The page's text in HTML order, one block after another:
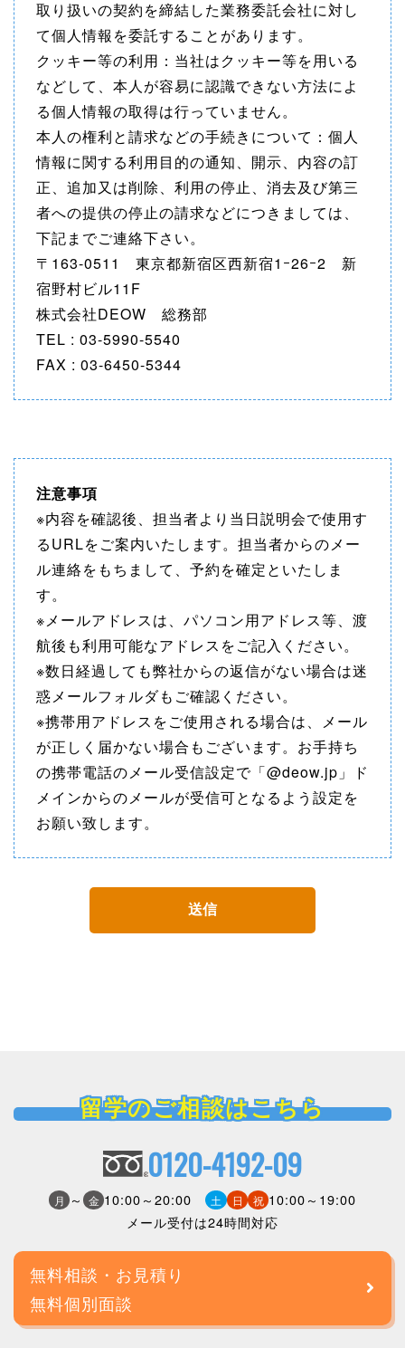
取り扱いの契約を締結した業務委託会社に対し
て個人情報を委託することがあります。
クッキー等の利用：当社はクッキー等を用いる
などして、本人が容易に認識できない方法によ
る個人情報の取得は行っていません。
本人の権利と請求などの手続きについて：個人
情報に関する利用目的の通知、開示、内容の訂
正、追加又は削除、利用の停止、消去及び第三
者への提供の停止の請求などにつきましては、
下記までご連絡下さい。
〒163-0511 東京都新宿区西新宿1ｰ26ｰ2 新
宿野村ビル11F
株式会社DEOW 総務部
TEL : 03-5990-5540
FAX : 03-6450-5344
注意事項
※内容を確認後、担当者より当日説明会で使用す
るURLをご案内いたします。担当者からのメー
ル連絡をもちまして、予約を確定といたしま
す。
※メールアドレスは、パソコン用アドレス等、渡
航後も利用可能なアドレスをご記入ください。
※数日経過しても弊社からの返信がない場合は迷
惑メールフォルダもご確認ください。
※携帯用アドレスをご使用される場合は、メール
が正しく届かない場合もございます。お手持ち
の携帯電話のメール受信設定で「@deow.jp」ド
メインからのメールが受信可となるよう設定を
お願い致します。
留学のご相談はこちら
0120-4192-09
月 ～ 金 10:00～20:00 土 日 祝 10:00～19:00
メール受付は24時間対応
無料相談・お見積り
無料個別面談